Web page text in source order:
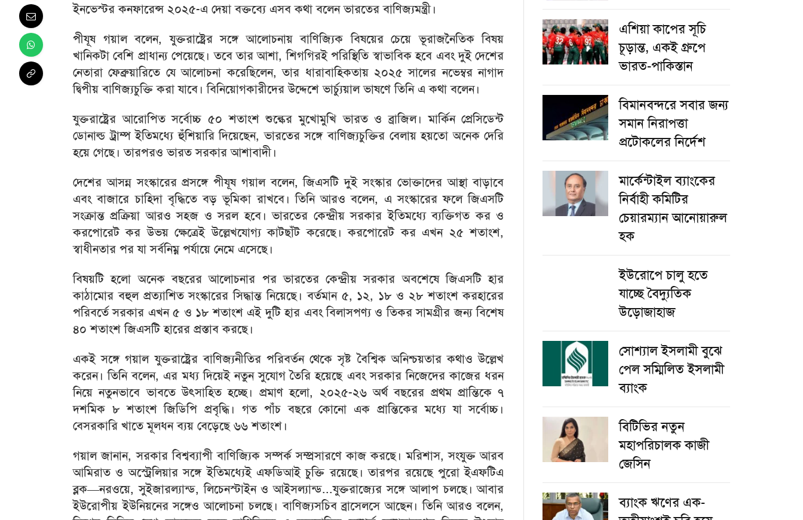
ইনভেস্টর কনফারেন্স ২০২৫-এ দেয়া বক্তব্যে এসব কথা বলেন ভারতের বাণিজ্যমন্ত্রী।
পীযূষ গয়াল বলেন, যুক্তরাষ্ট্রের সঙ্গে আলোচনায় বাণিজ্যিক বিষয়ের চেয়ে ভূরাজনৈতিক বিষয়
খানিকটা বেশি প্রাধান্য পেয়েছে। তবে তার আশা, শিগগিরই পরিস্থিতি স্বাভাবিক হবে এবং দুই দেশের
নেতারা ফেব্রুয়ারিতে যে আলোচনা করেছিলেন, তার ধারাবাহিকতায় ২০২৫ সালের নভেম্বর নাগাদ
দ্বিপীয় বাণিজ্যচুক্তি করা যাবে। বিনিয়োগকারীদের উদ্দেশে ভার্চ্যুয়াল ভাষণে তিনি এ কথা বলেন।
যুক্তরাষ্ট্রের আরোপিত সর্বোচ্চ ৫০ শতাংশ শুল্কের মুখোমুখি ভারত ও ব্রাজিল। মার্কিন প্রেসিডেন্ট
ডোনাল্ড ট্রাম্প ইতিমধ্যে হুঁশিয়ারি দিয়েছেন, ভারতের সঙ্গে বাণিজ্যচুক্তির বেলায় হয়তো অনেক দেরি
হয়ে গেছে। তারপরও ভারত সরকার আশাবাদী।
দেশের আসন্ন সংস্কারের প্রসঙ্গে পীযূষ গয়াল বলেন, জিএসটি দুই সংস্কার ভোক্তাদের আস্থা বাড়াবে
এবং বাজারে চাহিদা বৃদ্ধিতে বড় ভূমিকা রাখবে। তিনি আরও বলেন, এ সংস্কারের ফলে জিএসটি
সংক্রান্ত প্রক্রিয়া আরও সহজ ও সরল হবে। ভারতের কেন্দ্রীয় সরকার ইতিমধ্যে ব্যক্তিগত কর ও
করপোরেট কর উভয় ক্ষেত্রেই উল্লেখযোগ্য কাটছাঁট করেছে। করপোরেট কর এখন ২৫ শতাংশ,
স্বাধীনতার পর যা সর্বনিম্ন পর্যায়ে নেমে এসেছে।
বিষয়টি হলো অনেক বছরের আলোচনার পর ভারতের কেন্দ্রীয় সরকার অবশেষে জিএসটি হার
কাঠামোর বহুল প্রত্যাশিত সংস্কারের সিদ্ধান্ত নিয়েছে। বর্তমান ৫, ১২, ১৮ ও ২৮ শতাংশ করহারের
পরিবর্তে সরকার এখন ৫ ও ১৮ শতাংশ এই দুটি হার এবং বিলাসপণ্য ও তিকর সামগ্রীর জন্য বিশেষ
৪০ শতাংশ জিএসটি হারের প্রস্তাব করছে।
একই সঙ্গে গয়াল যুক্তরাষ্ট্রের বাণিজ্যনীতির পরিবর্তন থেকে সৃষ্ট বৈশ্বিক অনিশ্চয়তার কথাও উল্লেখ
করেন। তিনি বলেন, এর মধ্য দিয়েই নতুন সুযোগ তৈরি হয়েছে এবং সরকার নিজেদের কাজের ধরন
নিয়ে নতুনভাবে ভাবতে উৎসাহিত হচ্ছে। প্রমাণ হলো, ২০২৫-২৬ অর্থ বছরের প্রথম প্রান্তিকে ৭
দশমিক ৮ শতাংশ জিডিপি প্রবৃদ্ধি। গত পাঁচ বছরে কোনো এক প্রান্তিকের মধ্যে যা সর্বোচ্চ।
বেসরকারি খাতে মূলধন ব্যয় বেড়েছে ৬৬ শতাংশ।
গয়াল জানান, সরকার বিশ্বব্যাপী বাণিজ্যিক সম্পর্ক সম্প্রসারণে কাজ করছে। মরিশাস, সংযুক্ত আরব
আমিরাত ও অস্ট্রেলিয়ার সঙ্গে ইতিমধ্যেই এফডিআই চুক্তি রয়েছে। তারপর রয়েছে পুরো ইএফটিএ
ব্লক—নরওয়ে, সুইজারল্যান্ড, লিচেনস্টাইন ও আইসল্যান্ড...যুক্তরাজ্যের সঙ্গে আলাপ চলছে। আবার
ইউরোপীয় ইউনিয়নের সঙ্গেও আলোচনা চলছে। বাণিজ্যসচিব ব্রাসেলসে আছেন। তিনি আরও বলেন,
এশিয়া কাপের সূচি
চূড়ান্ত, একই গ্রুপে
ভারত-পাকিস্তান
বিমানবন্দরে সবার জন্য
সমান নিরাপত্তা
প্রটোকলের নির্দেশ
মার্কেন্টাইল ব্যাংকের
নির্বাহী কমিটির
চেয়ারম্যান আনোয়ারুল
হক
ইউরোপে চালু হতে
যাচ্ছে বৈদ্যুতিক
উড়োজাহাজ
সোশ্যাল ইসলামী বুঝে
পেল সম্মিলিত ইসলামী
ব্যাংক
বিটিভির নতুন
মহাপরিচালক কাজী
জেসিন
ব্যাংক ঋণের এক-